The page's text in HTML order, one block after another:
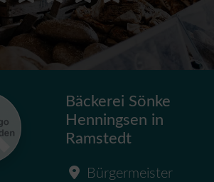
Bäckerei Sönke
Henningsen in
Ramstedt
Bürgermeister